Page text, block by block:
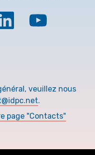
veuillez nous
.
page "Contacts"